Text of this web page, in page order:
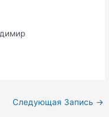
Следующая Запись →